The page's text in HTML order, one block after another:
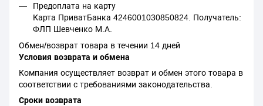
Предоплата на карту
Карта ПриватБанка 4246001030850824. Получатель:
ФЛП Шевченко М.А.
Обмен/возврат товара в течении 14 дней
Условия возврата и обмена
Компания осуществляет возврат и обмен этого товара в
соответствии с требованиями законодательства.
Сроки возврата